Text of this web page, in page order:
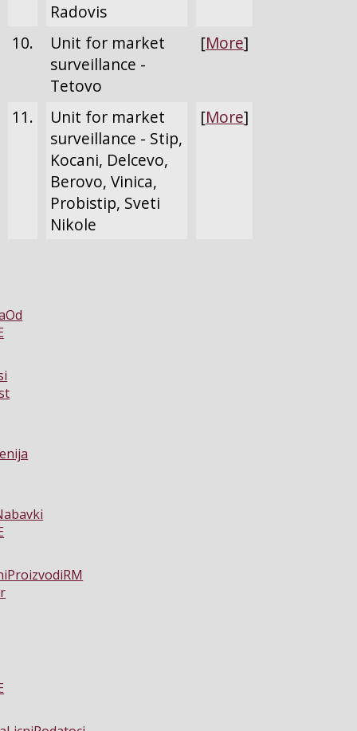
Radovis
10.
Unit for market
surveillance -
Tetovo
[More]
11.
Unit for market
surveillance - Stip,
Kocani, Delcevo,
Berovo, Vinica,
Probistip, Sveti
Nikole
[More]